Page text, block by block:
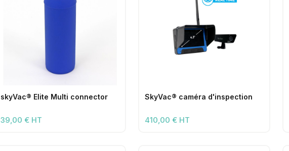
skyVac® Elite Multi connector
39,00 € HT
SkyVac® caméra d'inspection
410,00 € HT